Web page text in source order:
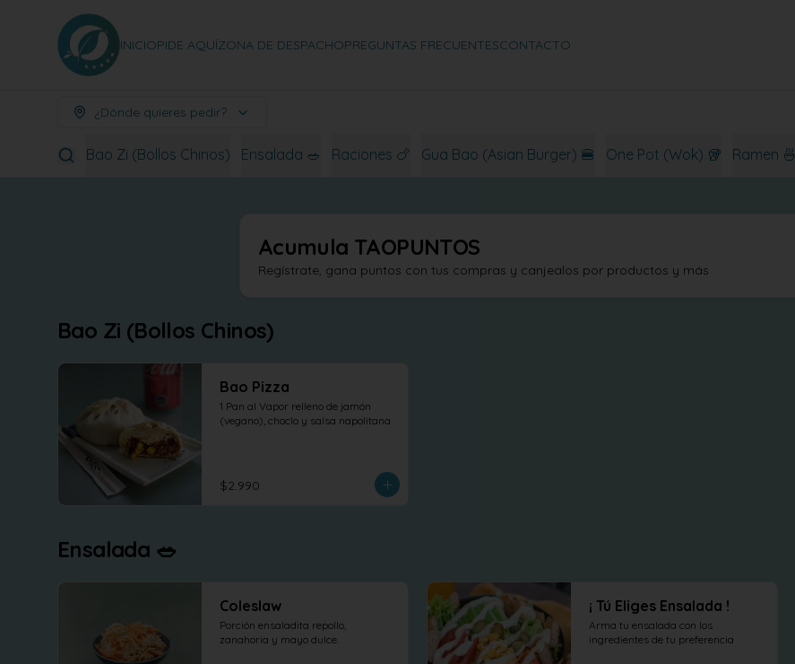
INICIOPIDE AQUÍZONA DE DESPACHOPREGUNTAS FRECUENTESCONTACTO
¿Dónde quieres pedir?
Bao Zi (Bollos Chinos) Ensalada 🥗 Raciones 🍗 Gua Bao (Asian Burger) 🍔 One Pot (Wok) 🥡 Ramen 🍜
Acumula TAOPUNTOS
Regístrate, gana puntos con tus compras y canjealos por productos y más
Bao Zi (Bollos Chinos)
Bao Pizza
1 Pan al Vapor relleno de jamón
(vegano), choclo y salsa napolitana
$2.990
Ensalada 🥗
Coleslaw
Porción ensaladita repollo,
zanahoria y mayo dulce.
¡ Tú Eliges Ensalada !
Arma tu ensalada con los
ingredientes de tu preferencia